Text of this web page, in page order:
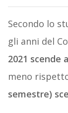
Secondo lo
gli anni del
2021 scende
meno
semestre)